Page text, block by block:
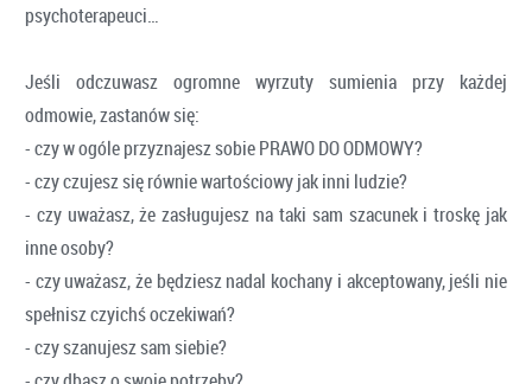
psychoterapeuci…
Jeśli odczuwasz ogromne wyrzuty sumienia przy każdej
odmowie, zastanów się:
- czy w ogóle przyznajesz sobie PRAWO DO ODMOWY?
- czy czujesz się równie wartościowy jak inni ludzie?
- czy uważasz, że zasługujesz na taki sam szacunek i troskę jak
inne osoby?
- czy uważasz, że będziesz nadal kochany i akceptowany, jeśli nie
spełnisz czyichś oczekiwań?
- czy szanujesz sam siebie?